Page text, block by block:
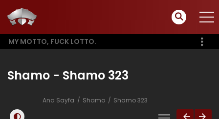
MY MOTTO, FUCK LOTTO.
Shamo - Shamo 323
Ana Sayfa Shamo Shamo 323